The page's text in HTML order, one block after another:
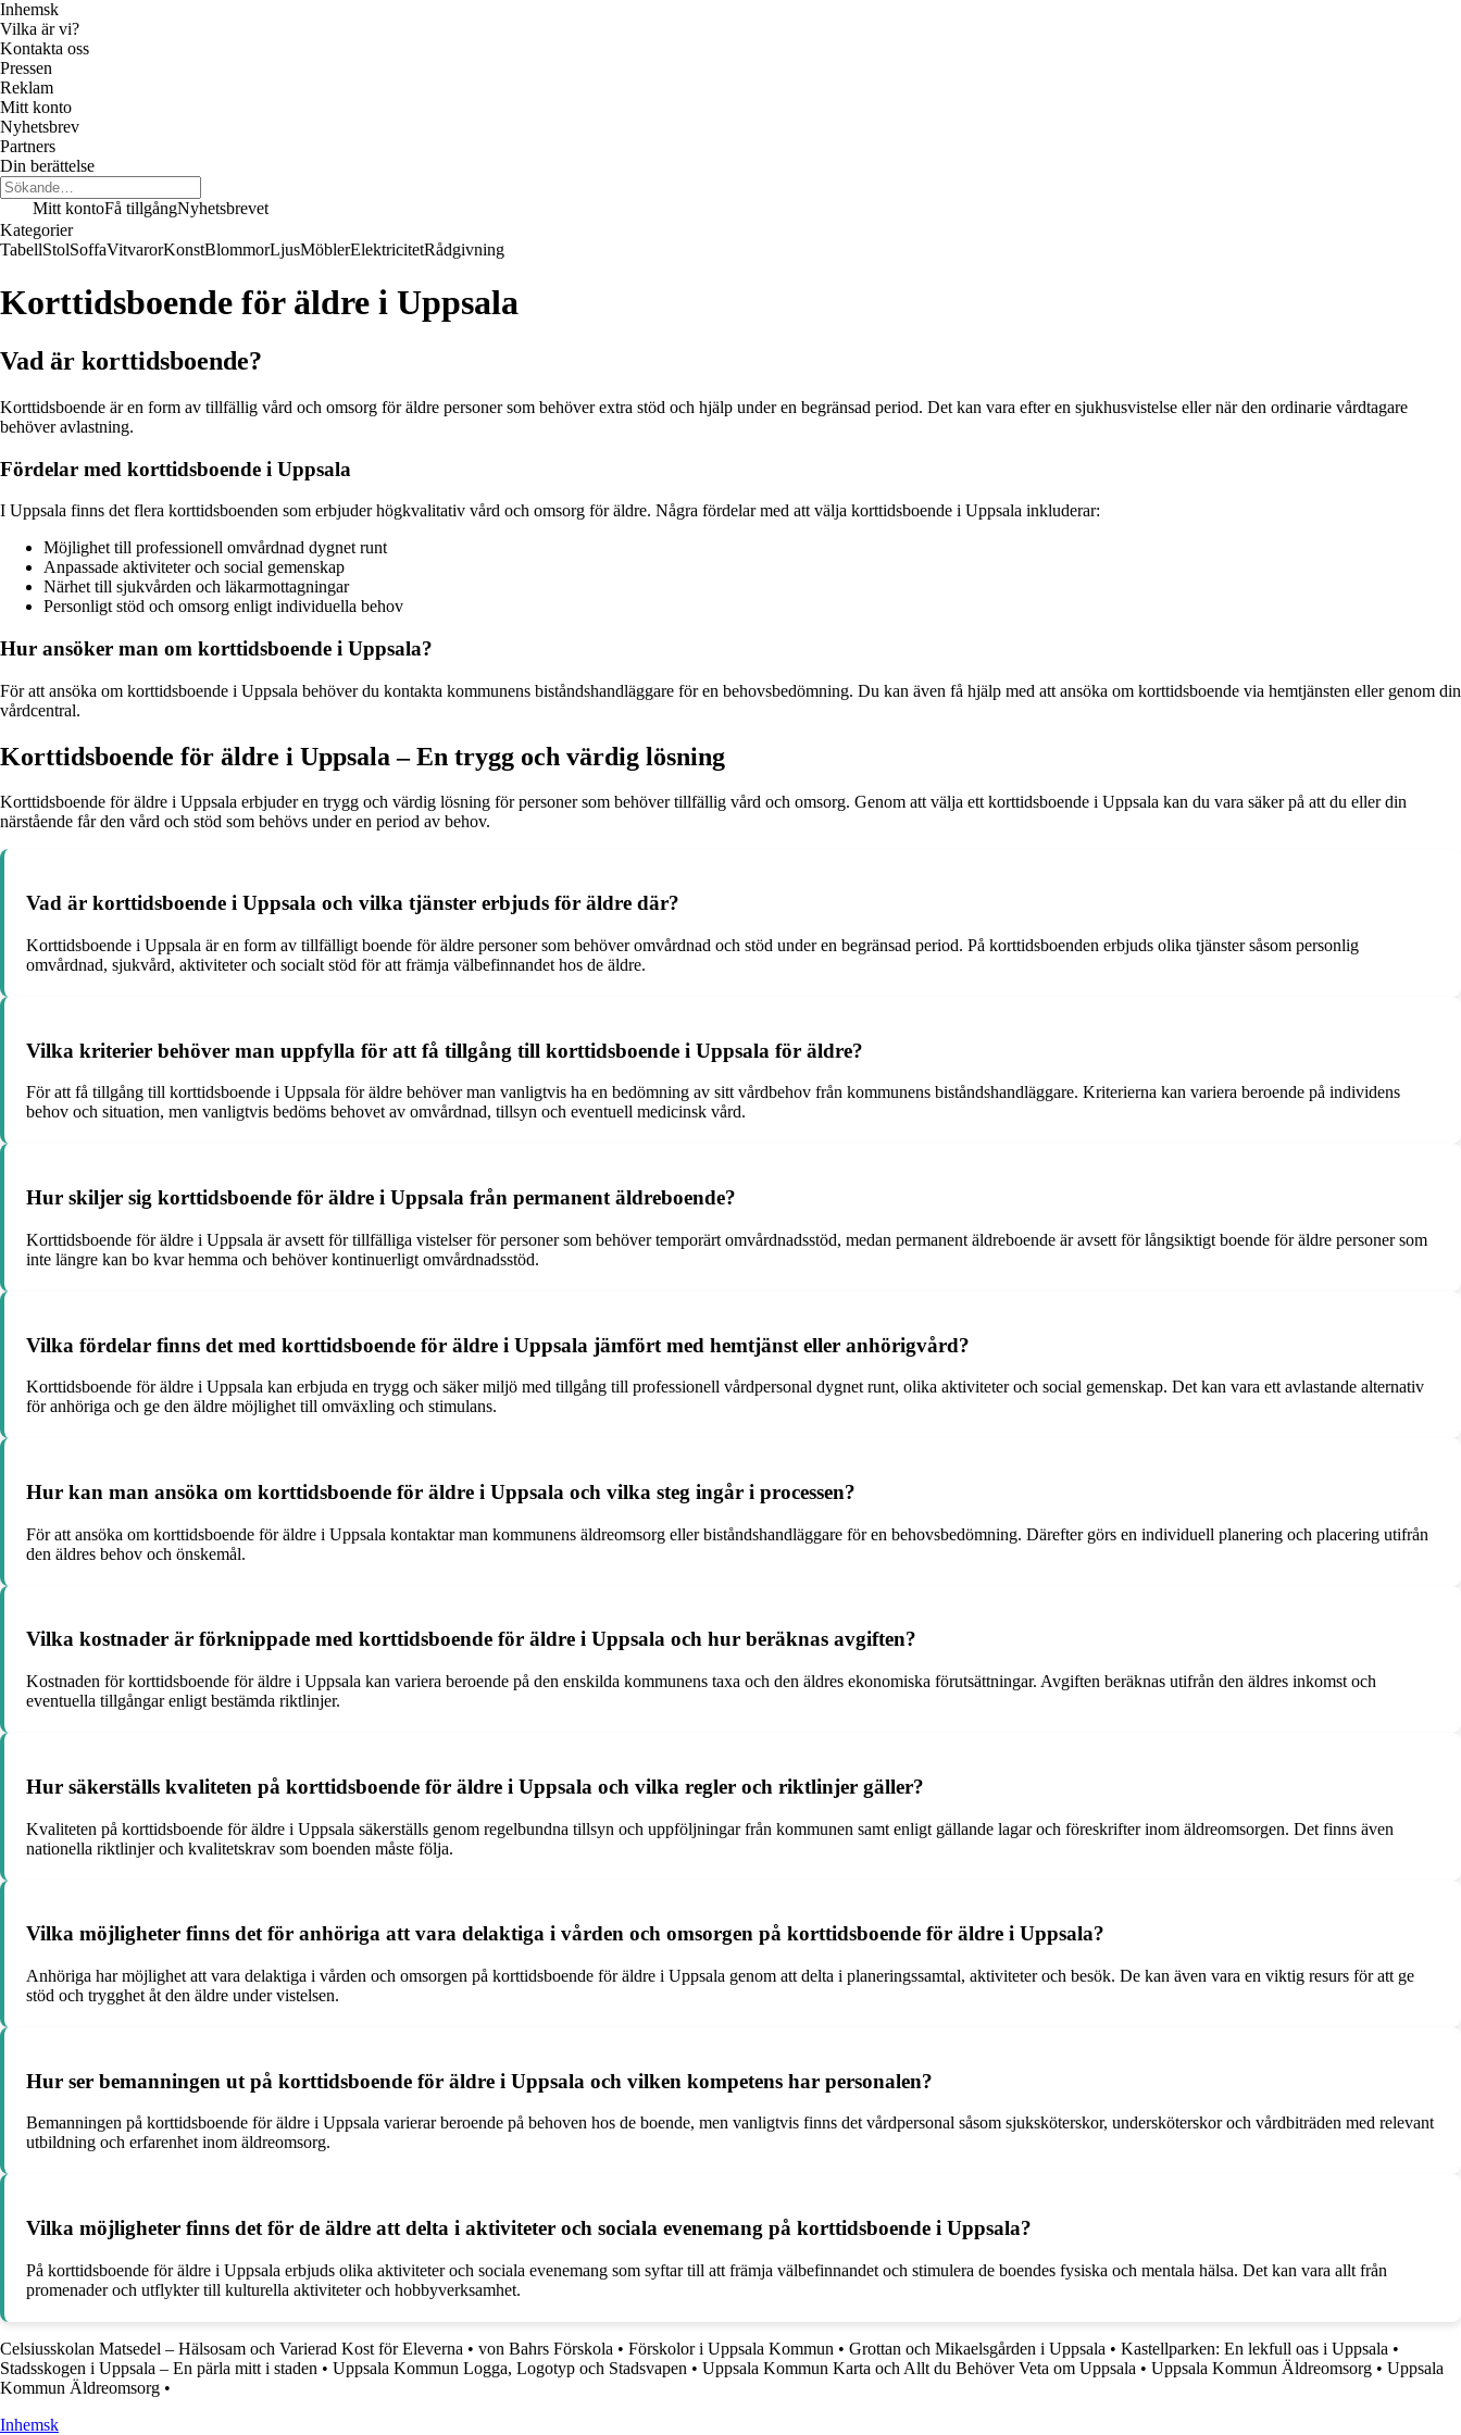
Inhemsk
Vilka är vi?
Kontakta oss
Pressen
Reklam
Mitt konto
Nyhetsbrev
Partners
Din berättelse
Mitt kontoFå tillgångNyhetsbrevet
Kategorier
TabellStolSoffaVitvarorKonstBlommorLjusMöblerElektricitetRådgivning
Korttidsboende för äldre i Uppsala
Vad är korttidsboende?
Korttidsboende är en form av tillfällig vård och omsorg för äldre personer som behöver extra stöd och hjälp under en begränsad period. Det kan vara efter en sjukhusvistelse eller när den ordinarie vårdtagare
behöver avlastning.
Fördelar med korttidsboende i Uppsala
I Uppsala finns det flera korttidsboenden som erbjuder högkvalitativ vård och omsorg för äldre. Några fördelar med att välja korttidsboende i Uppsala inkluderar:
Möjlighet till professionell omvårdnad dygnet runt
Anpassade aktiviteter och social gemenskap
Närhet till sjukvården och läkarmottagningar
Personligt stöd och omsorg enligt individuella behov
Hur ansöker man om korttidsboende i Uppsala?
För att ansöka om korttidsboende i Uppsala behöver du kontakta kommunens biståndshandläggare för en behovsbedömning. Du kan även få hjälp med att ansöka om korttidsboende via hemtjänsten eller genom din
vårdcentral.
Korttidsboende för äldre i Uppsala – En trygg och värdig lösning
Korttidsboende för äldre i Uppsala erbjuder en trygg och värdig lösning för personer som behöver tillfällig vård och omsorg. Genom att välja ett korttidsboende i Uppsala kan du vara säker på att du eller din
närstående får den vård och stöd som behövs under en period av behov.
Vad är korttidsboende i Uppsala och vilka tjänster erbjuds för äldre där?
Korttidsboende i Uppsala är en form av tillfälligt boende för äldre personer som behöver omvårdnad och stöd under en begränsad period. På korttidsboenden erbjuds olika tjänster såsom personlig
omvårdnad, sjukvård, aktiviteter och socialt stöd för att främja välbefinnandet hos de äldre.
Vilka kriterier behöver man uppfylla för att få tillgång till korttidsboende i Uppsala för äldre?
För att få tillgång till korttidsboende i Uppsala för äldre behöver man vanligtvis ha en bedömning av sitt vårdbehov från kommunens biståndshandläggare. Kriterierna kan variera beroende på individens
behov och situation, men vanligtvis bedöms behovet av omvårdnad, tillsyn och eventuell medicinsk vård.
Hur skiljer sig korttidsboende för äldre i Uppsala från permanent äldreboende?
Korttidsboende för äldre i Uppsala är avsett för tillfälliga vistelser för personer som behöver temporärt omvårdnadsstöd, medan permanent äldreboende är avsett för långsiktigt boende för äldre personer som
inte längre kan bo kvar hemma och behöver kontinuerligt omvårdnadsstöd.
Vilka fördelar finns det med korttidsboende för äldre i Uppsala jämfört med hemtjänst eller anhörigvård?
Korttidsboende för äldre i Uppsala kan erbjuda en trygg och säker miljö med tillgång till professionell vårdpersonal dygnet runt, olika aktiviteter och social gemenskap. Det kan vara ett avlastande alternativ
för anhöriga och ge den äldre möjlighet till omväxling och stimulans.
Hur kan man ansöka om korttidsboende för äldre i Uppsala och vilka steg ingår i processen?
För att ansöka om korttidsboende för äldre i Uppsala kontaktar man kommunens äldreomsorg eller biståndshandläggare för en behovsbedömning. Därefter görs en individuell planering och placering utifrån
den äldres behov och önskemål.
Vilka kostnader är förknippade med korttidsboende för äldre i Uppsala och hur beräknas avgiften?
Kostnaden för korttidsboende för äldre i Uppsala kan variera beroende på den enskilda kommunens taxa och den äldres ekonomiska förutsättningar. Avgiften beräknas utifrån den äldres inkomst och
eventuella tillgångar enligt bestämda riktlinjer.
Hur säkerställs kvaliteten på korttidsboende för äldre i Uppsala och vilka regler och riktlinjer gäller?
Kvaliteten på korttidsboende för äldre i Uppsala säkerställs genom regelbundna tillsyn och uppföljningar från kommunen samt enligt gällande lagar och föreskrifter inom äldreomsorgen. Det finns även
nationella riktlinjer och kvalitetskrav som boenden måste följa.
Vilka möjligheter finns det för anhöriga att vara delaktiga i vården och omsorgen på korttidsboende för äldre i Uppsala?
Anhöriga har möjlighet att vara delaktiga i vården och omsorgen på korttidsboende för äldre i Uppsala genom att delta i planeringssamtal, aktiviteter och besök. De kan även vara en viktig resurs för att ge
stöd och trygghet åt den äldre under vistelsen.
Hur ser bemanningen ut på korttidsboende för äldre i Uppsala och vilken kompetens har personalen?
Bemanningen på korttidsboende för äldre i Uppsala varierar beroende på behoven hos de boende, men vanligtvis finns det vårdpersonal såsom sjuksköterskor, undersköterskor och vårdbiträden med relevant
utbildning och erfarenhet inom äldreomsorg.
Vilka möjligheter finns det för de äldre att delta i aktiviteter och sociala evenemang på korttidsboende i Uppsala?
På korttidsboende för äldre i Uppsala erbjuds olika aktiviteter och sociala evenemang som syftar till att främja välbefinnandet och stimulera de boendes fysiska och mentala hälsa. Det kan vara allt från
promenader och utflykter till kulturella aktiviteter och hobbyverksamhet.
Celsiusskolan Matsedel – Hälsosam och Varierad Kost för Eleverna • von Bahrs Förskola • Förskolor i Uppsala Kommun • Grottan och Mikaelsgården i Uppsala • Kastellparken: En lekfull oas i Uppsala •
Stadsskogen i Uppsala – En pärla mitt i staden • Uppsala Kommun Logga, Logotyp och Stadsvapen • Uppsala Kommun Karta och Allt du Behöver Veta om Uppsala • Uppsala Kommun Äldreomsorg • Uppsala
Kommun Äldreomsorg •
Inhemsk